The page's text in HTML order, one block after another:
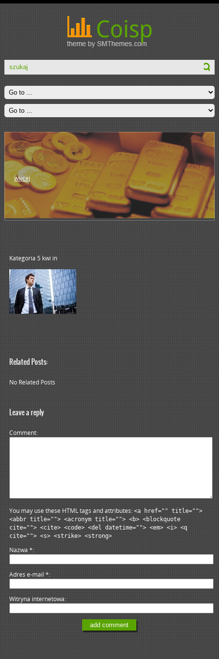
więcej
Kategoria 5 kwiin
Related Posts:
No Related Posts
Leave a reply
Comment
You may use these HTML tags and attributes:<a href="" title="">
<abbr title=""> <acronym title=""> <b> <blockquote
cite=""> <cite> <code> <del datetime=""> <em> <i> <q
cite=""> <s> <strike> <strong>
Nazwa*
Adres e-mail*
Witryna internetowa